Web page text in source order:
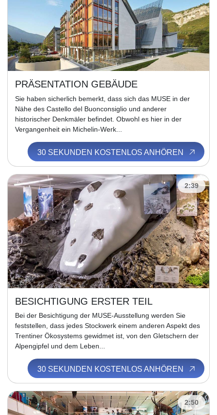
PRÄSENTATION GEBÄUDE
Sie haben sicherlich bemerkt, dass sich das MUSE in der
Nähe des Castello del Buonconsiglio und anderer
historischer Denkmäler befindet. Obwohl es hier in der
Vergangenheit ein Michelin-Werk...
30 SEKUNDEN KOSTENLOS ANHÖREN
2:39
BESICHTIGUNG ERSTER TEIL
Bei der Besichtigung der MUSE-Ausstellung werden Sie
feststellen, dass jedes Stockwerk einem anderen Aspekt des
Trentiner Ökosystems gewidmet ist, von den Gletschern der
Alpengipfel und dem Leben...
30 SEKUNDEN KOSTENLOS ANHÖREN
2:50